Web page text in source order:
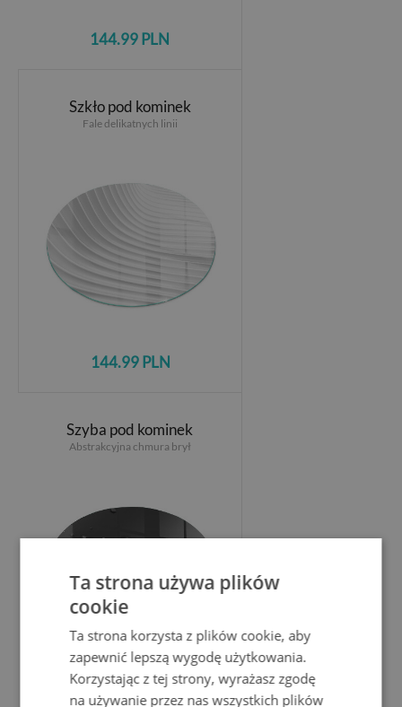
144.99 PLN
Szkło pod kominek
Fale delikatnych linii
144.99 PLN
Szyba pod kominek
Abstrakcyjna chmura brył
144.99 PLN
Ta strona używa plików
cookie
Ta strona korzysta z plików cookie, aby
zapewnić lepszą wygodę użytkowania.
Korzystając z tej strony, wyrażasz zgodę
na używanie przez nas wszystkich plików